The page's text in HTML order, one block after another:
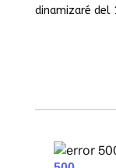
dinamizaré del